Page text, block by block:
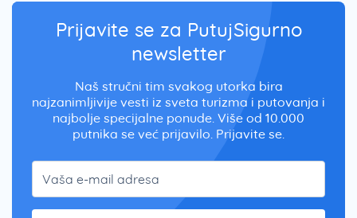
Prijavite se za PutujSigurno
newsletter
Naš stručni tim svakog utorka bira
najzanimljivije vesti iz sveta turizma i putovanja i
najbolje specijalne ponude. Više od 10.000
putnika se već prijavilo. Prijavite se.